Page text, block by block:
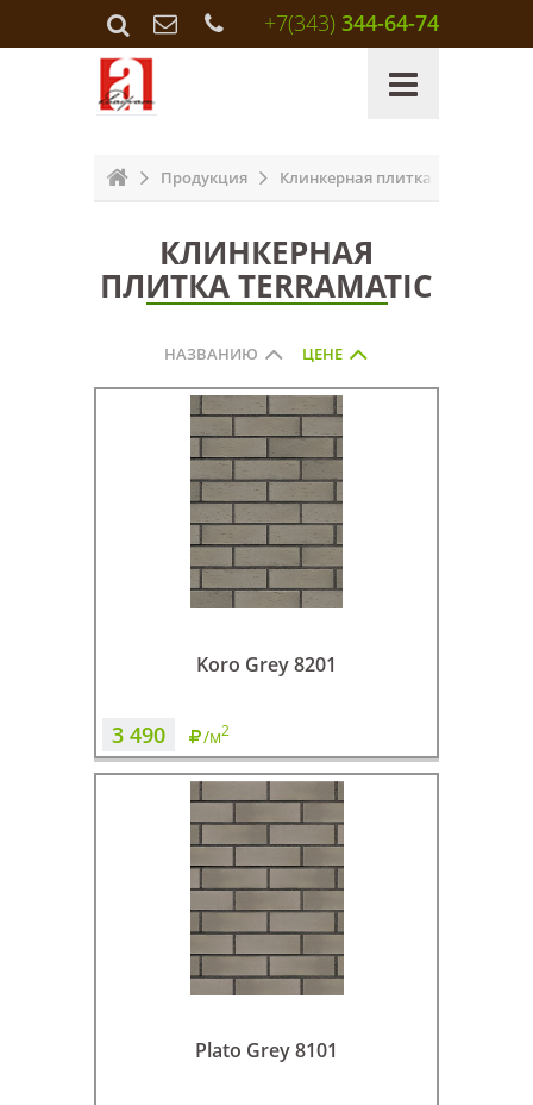
+7(343) 344-64-74
Продукция Клинкерная плитка Terramatic
КЛИНКЕРНАЯ
ПЛИТКА TERRAMATIC
НАЗВАНИЮ ЦЕНЕ
Koro Grey 8201
3 490 /м2
Plato Grey 8101